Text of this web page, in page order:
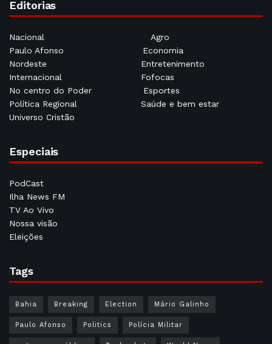
Editorias
Nacional
Agro
Paulo Afonso
Economia
Nordeste
Entretenimento
Internacional
Fofocas
No centro do Poder
Esportes
Política Regional
Saúde e bem estar
Universo Cristão
Especiais
PodCast
Ilha News FM
TV Ao Vivo
Nossa visão
Eleições
Tags
Bahia Breaking Election Mário Galinho
Paulo Afonso Politics Polícia Militar